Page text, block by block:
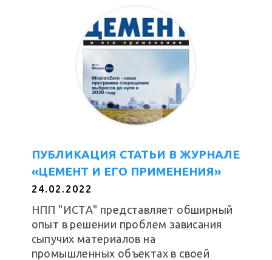
ПУБЛИКАЦИЯ СТАТЬИ В ЖУРНАЛЕ
«ЦЕМЕНТ И ЕГО ПРИМЕНЕНИЯ»
24.02.2022
НПП "ИСТА" представляет обширный
опыт в решении проблем зависания
сыпучих материалов на
промышленных объектах в своей